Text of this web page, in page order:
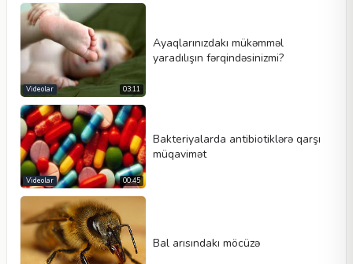
03:11
Videolar
Ayaqlarınızdakı mükəmməl
yaradılışın fərqindəsinizmi?
00:45
Videolar
Bakteriyalarda antibiotiklərə qarşı
müqavimət
Bal arısındakı möcüzə